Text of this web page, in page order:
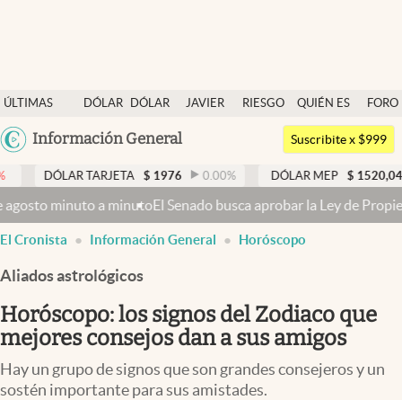
ÚLTIMAS
NOTICIAS
DÓLAR
DÓLAR
JAVIER
RIESGO
QUIÉN ES
QUIÉN
FORO
Argentina
México
Información General
Dólar
Members
Economía y Política
Finanzas y Mercados
Mercados Online
Negocios
Columnistas
Otras secciones
Apertura
Suscribite x $999
TARJETA $ 1976 0.00% DÓLAR MEP $ 1520,04 0.13%
El Senado busca aprobar la Ley de Propiedad Privada, ahora sin
El Cronista Información General Horóscopo
Aliados astrológicos
Horóscopo: los signos del Zodiaco que
mejores consejos dan a sus amigos
Hay un grupo de signos que son grandes consejeros y un
sostén importante para sus amistades.